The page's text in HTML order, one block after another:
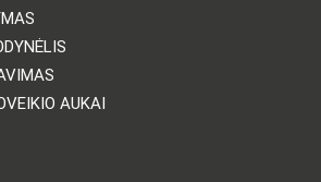
AUKAI